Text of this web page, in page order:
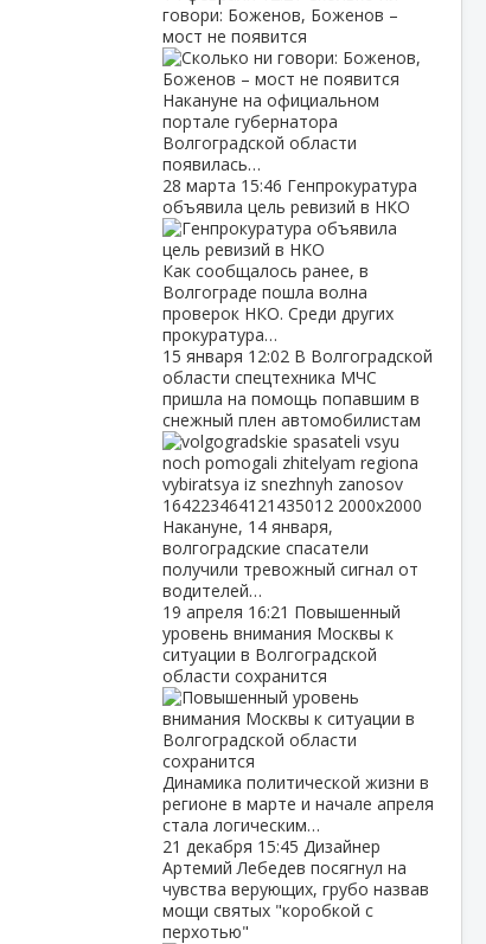
говори: Боженов, Боженов –
мост не появится
Накануне на официальном
портале губернатора
Волгоградской области
появилась…
28 марта 15:46 Генпрокуратура
объявила цель ревизий в НКО
Как сообщалось ранее, в
Волгограде пошла волна
проверок НКО. Среди других
прокуратура…
15 января 12:02 В Волгоградской
области спецтехника МЧС
пришла на помощь попавшим в
снежный плен автомобилистам
Накануне, 14 января,
волгоградские спасатели
получили тревожный сигнал от
водителей…
19 апреля 16:21 Повышенный
уровень внимания Москвы к
ситуации в Волгоградской
области сохранится
Динамика политической жизни в
регионе в марте и начале апреля
стала логическим…
21 декабря 15:45 Дизайнер
Артемий Лебедев посягнул на
чувства верующих, грубо назвав
мощи святых "коробкой с
перхотью"